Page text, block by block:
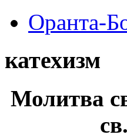
Оранта-
катехизм
Молитва